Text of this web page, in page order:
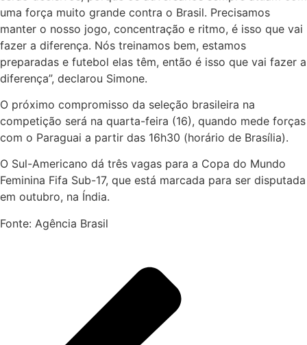
uma força muito grande contra o Brasil. Precisamos
manter o nosso jogo, concentração e ritmo, é isso que vai
fazer a diferença. Nós treinamos bem, estamos
preparadas e futebol elas têm, então é isso que vai fazer a
diferença”, declarou Simone.
O próximo compromisso da seleção brasileira na
competição será na quarta-feira (16), quando mede forças
com o Paraguai a partir das 16h30 (horário de Brasília).
O Sul-Americano dá três vagas para a Copa do Mundo
Feminina Fifa Sub-17, que está marcada para ser disputada
em outubro, na Índia.
Fonte: Agência Brasil